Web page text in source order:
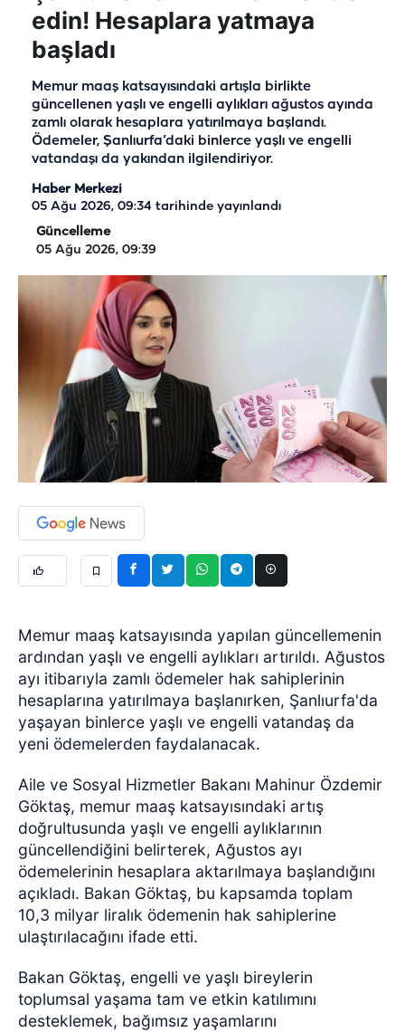
edin! Hesaplara yatmaya
başladı
Memur maaş katsayısındaki artışla birlikte
güncellenen yaşlı ve engelli aylıkları ağustos ayında
zamlı olarak hesaplara yatırılmaya başlandı.
Ödemeler, Şanlıurfa’daki binlerce yaşlı ve engelli
vatandaşı da yakından ilgilendiriyor.
Haber Merkezi
05 Ağu 2026, 09:34 tarihinde yayınlandı
Güncelleme
05 Ağu 2026, 09:39
Memur maaş katsayısında yapılan güncellemenin
ardından yaşlı ve engelli aylıkları artırıldı. Ağustos
ayı itibarıyla zamlı ödemeler hak sahiplerinin
hesaplarına yatırılmaya başlanırken, Şanlıurfa'da
yaşayan binlerce yaşlı ve engelli vatandaş da
yeni ödemelerden faydalanacak.
Aile ve Sosyal Hizmetler Bakanı Mahinur Özdemir
Göktaş, memur maaş katsayısındaki artış
doğrultusunda yaşlı ve engelli aylıklarının
güncellendiğini belirterek, Ağustos ayı
ödemelerinin hesaplara aktarılmaya başlandığını
açıkladı. Bakan Göktaş, bu kapsamda toplam
10,3 milyar liralık ödemenin hak sahiplerine
ulaştırılacağını ifade etti.
Bakan Göktaş, engelli ve yaşlı bireylerin
toplumsal yaşama tam ve etkin katılımını
desteklemek, bağımsız yaşamlarını